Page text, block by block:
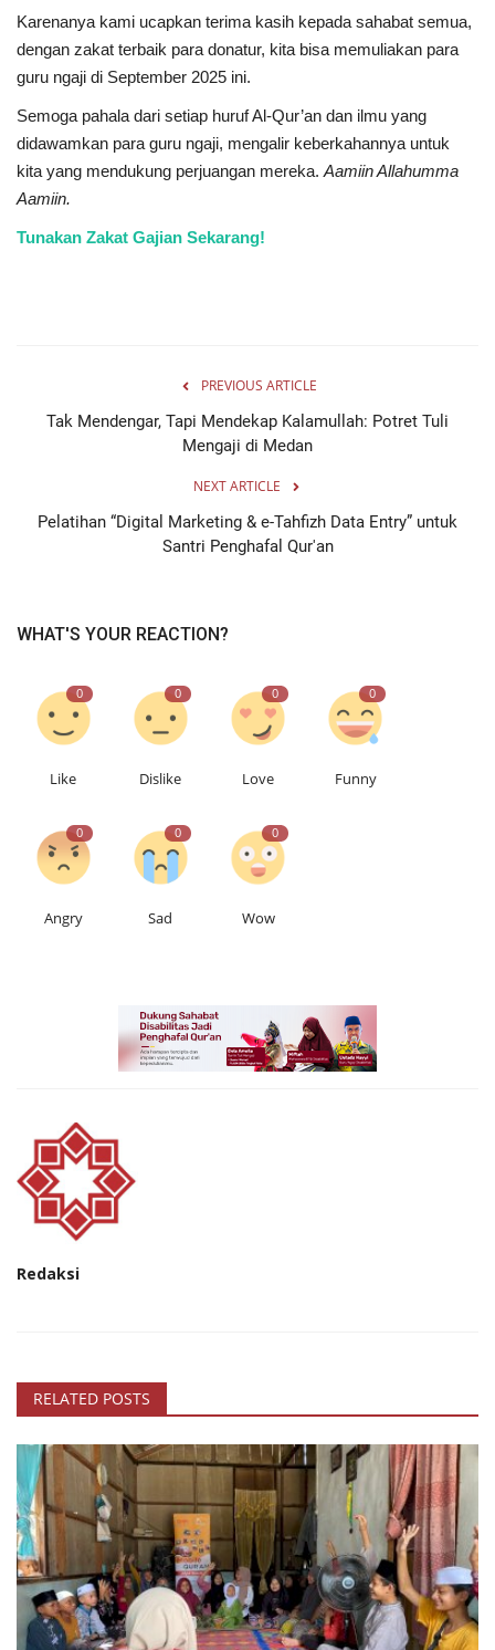
Karenanya kami ucapkan terima kasih kepada sahabat semua,
dengan zakat terbaik para donatur, kita bisa memuliakan para
guru ngaji di September 2025 ini.
Semoga pahala dari setiap huruf Al-Qur’an dan ilmu yang
didawamkan para guru ngaji, mengalir keberkahannya untuk
kita yang mendukung perjuangan mereka. Aamiin Allahumma
Aamiin.
Tunakan Zakat Gajian Sekarang!
PREVIOUS ARTICLE
Tak Mendengar, Tapi Mendekap Kalamullah: Potret Tuli
Mengaji di Medan
NEXT ARTICLE
Pelatihan “Digital Marketing & e-Tahfizh Data Entry” untuk
Santri Penghafal Qur'an
WHAT'S YOUR REACTION?
0
Like
0
Dislike
0
Love
0
Funny
0
Angry
0
Sad
0
Wow
Redaksi
RELATED POSTS